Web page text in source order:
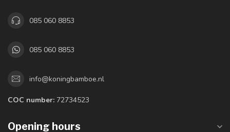
085 060 8853
085 060 8853
info@koningbamboe.nl
COC number: 72734523
Opening hours